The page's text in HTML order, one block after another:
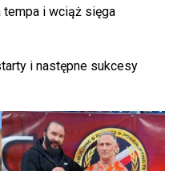
i wciąż sięga
i następne sukcesy